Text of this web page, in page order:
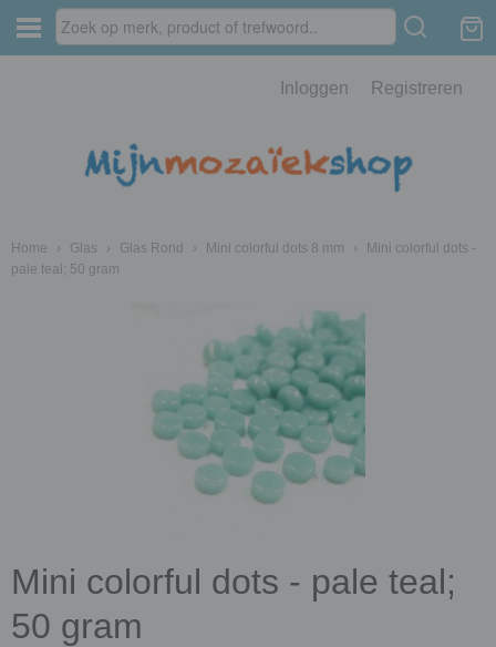
Inloggen Registreren
Home › Glas › Glas Rond › Mini colorful dots 8 mm ›
Mini colorful dots -
pale teal; 50 gram
Mini colorful dots - pale teal;
50 gram